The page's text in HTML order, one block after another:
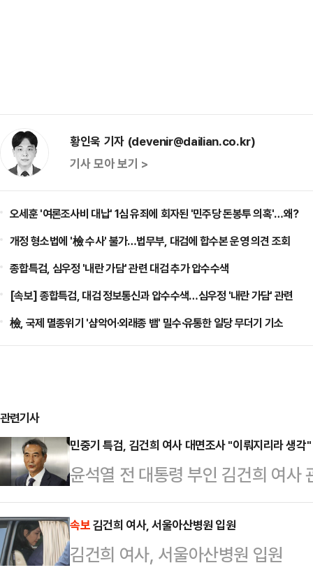
황인욱 기자 (devenir@dailian.co.kr)
기사 모아 보기 >
오세훈 '여론조사비 대납' 1심 유죄에 회자된 '민주당 돈봉투 의혹'…왜?
개정 형소법에 '檢 수사' 불가…법무부, 대검에 합수본 운영 의견 조회
종합특검, 심우정 '내란 가담' 관련 대검 추가 압수수색
[속보] 종합특검, 대검 정보통신과 압수수색…심우정 '내란 가담' 관련
檢, 국제 멸종위기 '샴악어·외래종 뱀' 밀수·유통한 일당 무더기 기소
관련기사
민중기 특검, 김건희 여사 대면조사 "이뤄지리라 생각"
윤석열 전 대통령 부인 김건희 여사
가 김 여사 대면조사와 관련해 "이
계에 따르면 민 특검은 이날 서울
만나 "김 여사 측에서 별도로 연락
속보김건희 여사, 서울아산병원 입원
김건희 여사, 서울아산병원 입원